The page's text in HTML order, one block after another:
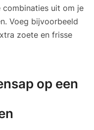
combinaties uit om je
Voeg bijvoorbeeld
zoete en frisse
op een